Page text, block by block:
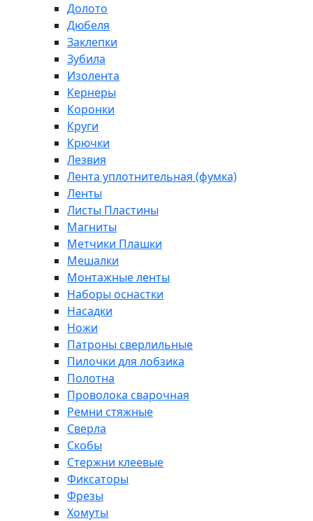
Долото
Дюбеля
Заклепки
Зубила
Изолента
Кернеры
Коронки
Круги
Крючки
Лезвия
Лента уплотнительная (фумка)
Ленты
Листы Пластины
Магниты
Метчики Плашки
Мешалки
Монтажные ленты
Наборы оснастки
Насадки
Ножи
Патроны сверлильные
Пилочки для лобзика
Полотна
Проволока сварочная
Ремни стяжные
Сверла
Скобы
Стержни клеевые
Фиксаторы
Фрезы
Хомуты